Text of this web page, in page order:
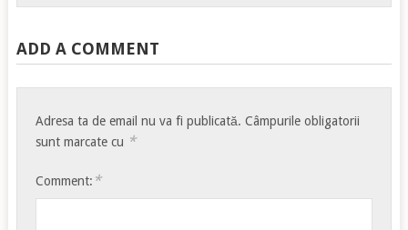
ADD A COMMENT
Adresa ta de email nu va fi publicată. Câmpurile obligatorii
sunt marcate cu *
Comment: *